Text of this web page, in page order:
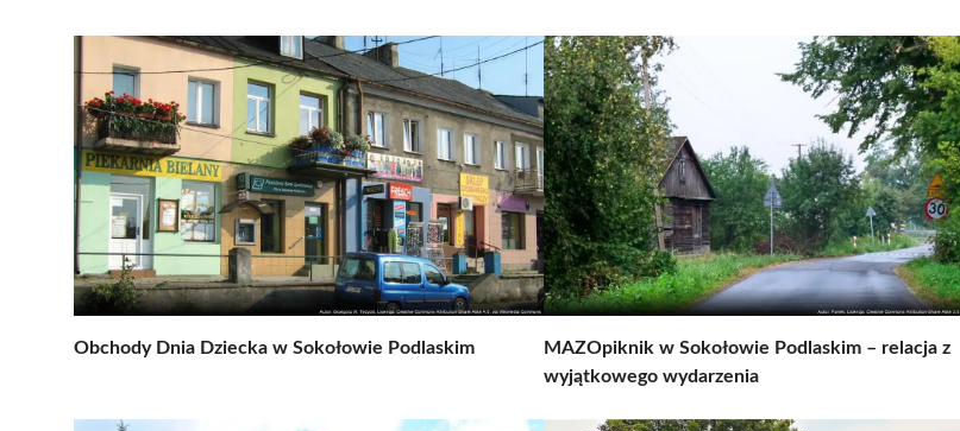
Obchody Dnia Dziecka w Sokołowie Podlaskim
MAZOpiknik w Sokołowie Podlaskim – relacja z
wyjątkowego wydarzenia